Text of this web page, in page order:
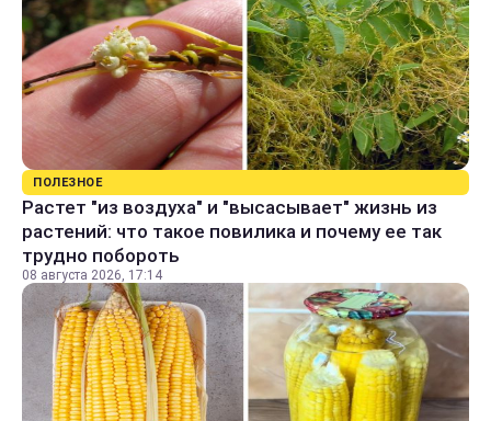
ПОЛЕЗНОЕ
Растет "из воздуха" и "высасывает" жизнь из
растений: что такое повилика и почему ее так
трудно побороть
08 августа 2026, 17:14